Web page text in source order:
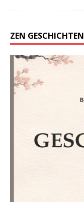
ZEN GESCHICHTEN